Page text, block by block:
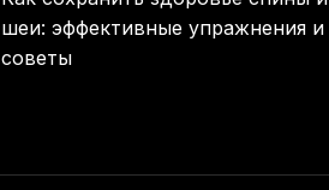
шеи: эффективные упражнения и
советы